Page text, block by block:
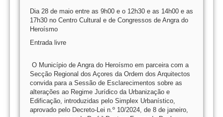
Dia 28 de maio entre as 9h00 e o 12h30 e as 14h00 e as
17h30 no Centro Cultural e de Congressos de Angra do
Heroísmo
Entrada livre
O Município de Angra do Heroísmo em parceira com a
Secção Regional dos Açores da Ordem dos Arquitectos
convida para a Sessão de Esclarecimentos sobre as
alterações ao Regime Jurídico da Urbanização e
Edificação, introduzidas pelo Simplex Urbanístico,
aprovado pelo Decreto-Lei n.º 10/2024, de 8 de janeiro,